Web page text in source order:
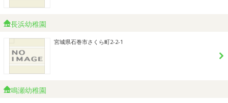
長浜幼稚園
宮城県石巻市さくら町2-2-1
鳴瀬幼稚園